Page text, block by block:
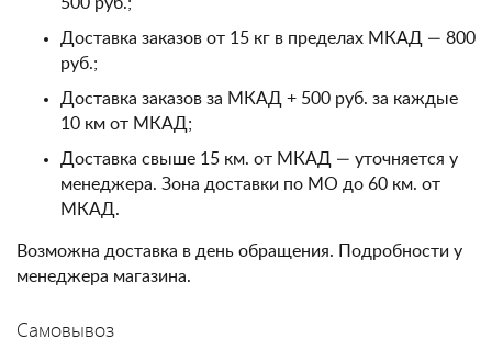
Доставка заказов от 15 кг в пределах МКАД — 800
руб.;
Доставка заказов за МКАД + 500 руб. за каждые
10 км от МКАД;
Доставка свыше 15 км. от МКАД — уточняется у
менеджера. Зона доставки по МО до 60 км. от
МКАД.
Возможна доставка в день обращения. Подробности у
менеджера магазина.
Самовывоз